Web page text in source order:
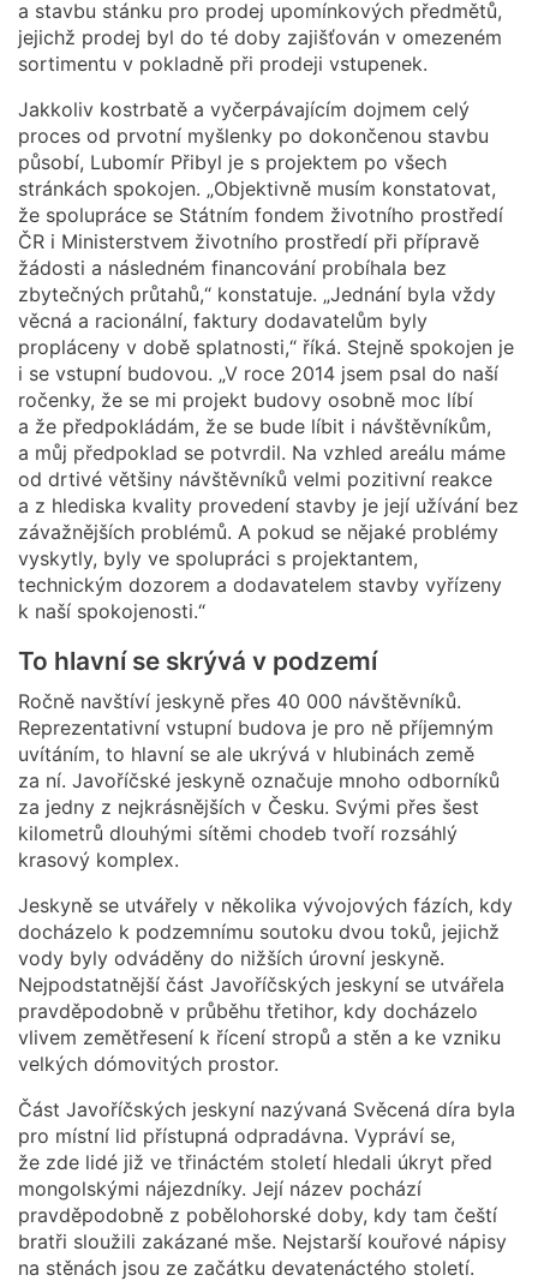
a stavbu stánku pro prodej upomínkových předmětů,
jejichž prodej byl do té doby zajišťován v omezeném
sortimentu v pokladně při prodeji vstupenek.
Jakkoliv kostrbatě a vyčerpávajícím dojmem celý
proces od prvotní myšlenky po dokončenou stavbu
působí, Lubomír Přibyl je s projektem po všech
stránkách spokojen. „Objektivně musím konstatovat,
že spolupráce se Státním fondem životního prostředí
ČR i Ministerstvem životního prostředí při přípravě
žádosti a následném financování probíhala bez
zbytečných průtahů,“ konstatuje. „Jednání byla vždy
věcná a racionální, faktury dodavatelům byly
propláceny v době splatnosti,“ říká. Stejně spokojen je
i se vstupní budovou. „V roce 2014 jsem psal do naší
ročenky, že se mi projekt budovy osobně moc líbí
a že předpokládám, že se bude líbit i návštěvníkům,
a můj předpoklad se potvrdil. Na vzhled areálu máme
od drtivé většiny návštěvníků velmi pozitivní reakce
a z hlediska kvality provedení stavby je její užívání bez
závažnějších problémů. A pokud se nějaké problémy
vyskytly, byly ve spolupráci s projektantem,
technickým dozorem a dodavatelem stavby vyřízeny
k naší spokojenosti.“
To hlavní se skrývá v podzemí
Ročně navštíví jeskyně přes 40 000 návštěvníků.
Reprezentativní vstupní budova je pro ně příjemným
uvítáním, to hlavní se ale ukrývá v hlubinách země
za ní. Javoříčské jeskyně označuje mnoho odborníků
za jedny z nejkrásnějších v Česku. Svými přes šest
kilometrů dlouhými sítěmi chodeb tvoří rozsáhlý
krasový komplex.
Jeskyně se utvářely v několika vývojových fázích, kdy
docházelo k podzemnímu soutoku dvou toků, jejichž
vody byly odváděny do nižších úrovní jeskyně.
Nejpodstatnější část Javoříčských jeskyní se utvářela
pravděpodobně v průběhu třetihor, kdy docházelo
vlivem zemětřesení k řícení stropů a stěn a ke vzniku
velkých dómovitých prostor.
Část Javoříčských jeskyní nazývaná Svěcená díra byla
pro místní lid přístupná odpradávna. Vypráví se,
že zde lidé již ve třináctém století hledali úkryt před
mongolskými nájezdníky. Její název pochází
pravděpodobně z pobělohorské doby, kdy tam čeští
bratři sloužili zakázané mše. Nejstarší kouřové nápisy
na stěnách jsou ze začátku devatenáctého století.